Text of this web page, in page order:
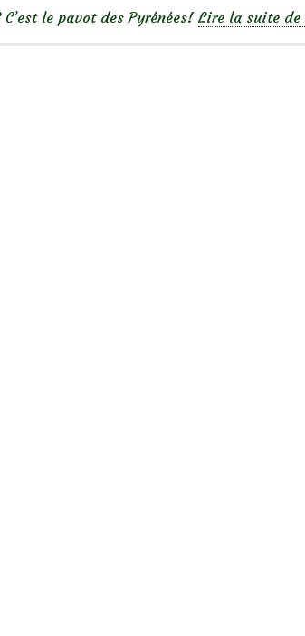
le pavot des Pyrénées! Lire la suite de